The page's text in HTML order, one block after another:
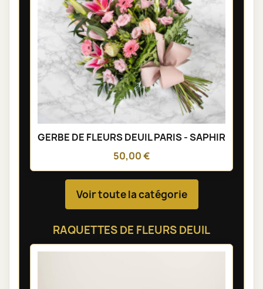
GERBE DE FLEURS DEUIL PARIS - SAPHIR
50,00 €
Voir toute la catégorie
RAQUETTES DE FLEURS DEUIL